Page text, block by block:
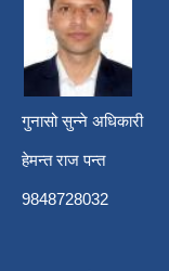
गुनासो सुन्ने अधिकारी
हेमन्त राज पन्त
9848728032